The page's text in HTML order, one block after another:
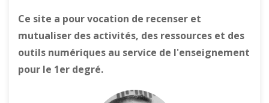
Ce site a pour vocation de recenser et
mutualiser des activités, des ressources et des
outils numériques au service de l'enseignement
pour le 1er degré.